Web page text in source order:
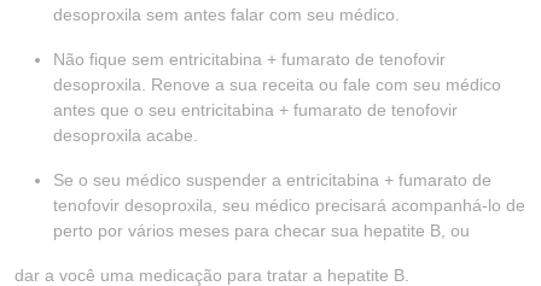
desoproxila sem antes falar com seu médico.
Não fique sem entricitabina + fumarato de tenofovir
desoproxila. Renove a sua receita ou fale com seu médico
antes que o seu entricitabina + fumarato de tenofovir
desoproxila acabe.
Se o seu médico suspender a entricitabina + fumarato de
tenofovir desoproxila, seu médico precisará acompanhá-lo de
perto por vários meses para checar sua hepatite B, ou
dar a você uma medicação para tratar a hepatite B.